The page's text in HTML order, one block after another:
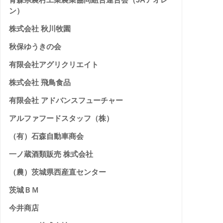
ン）
株式会社 秋川牧園
秋保ゆうきの会
有限会社アグリクリエイト
株式会社 飛鳥食品
有限会社 アドバンスフューチャー
アルファフードスタッフ（株）
（有）石森自動車商会
一ノ蔵酒類販売 株式会社
（農）茨城県西産直センター
茨城ＢＭ
今井商店